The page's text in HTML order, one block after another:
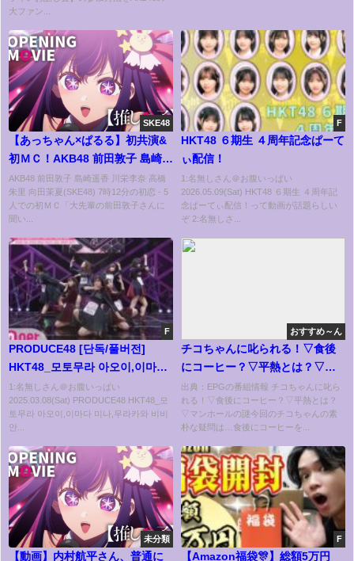
大ファン...
SKE48
【あっちゃん×ぱるる】初共演&
初ＭＣ！AKB48 前田敦子 島崎遥
香 川栄李奈 高橋朱里 向田茉夏
(SKE48)「7時12分の初恋」前田
敦子卒業コンサート in TOKYO
AKB48 前田敦子 島崎遥香 川栄李奈 高橋
朱里 向田茉夏(SKE48) 7時12分の初恋 - 5
人での初ＭＣ「大先輩の前田敦子さんに
聞い...
F
HKT48 ６期生 ４周年記念ぱーて
ぃ配信！
1:名無しさん＠お腹いっぱい
2026.05.09(Sat) HKT48 ６期生 ４周年記
念ぱーてぃ配信！って動画が話題らしい
ぞ 2:名無しさ...
F
PRODUCE48 [단독/풀버전]
HKT48_모토무라 아오이,이마다
미나,무라카와 비비안,쿠리하라
사에, 츠키아시 아마네, 마츠오카
나츠미, 아라마키 미사키 ♬멈추
1:名無しさん＠お腹いっぱい
2025.03.08(Sat) PRODUCE48 HKT48_모
토무라 아오이,이마다 미나,무라카와 비비
안...
おすすめ～ん
チコちゃんに叱られる！▽食後
にコーヒー？▽平熱とは？▽マ
ンホールの謎[字]…の番組内容解
析まとめ
出典：EPGの番組情報 チコちゃんに叱ら
れる！▽食後にコーヒー？▽平熱とは？
▽マンホールの謎今回のチコちゃんの素
朴な疑問は…食後にコーヒーを...
未分類
【動画】内村航平さん、普通に
F
【Amazon福袋🎊】総額5万円